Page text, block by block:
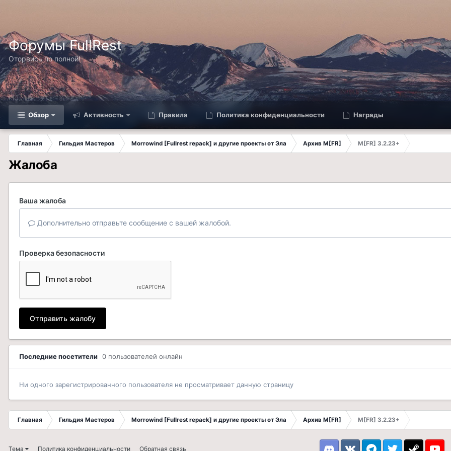
Форумы FullRest
Оторвись по полной!
Обзор Активность Правила Политика конфиденциальности Награды
Главная Гильдия Мастеров Morrowind [Fullrest repack] и другие проекты от Эла Архив M[FR]
M[FR] 3.2.23+
Жалоба
Ваша жалоба
Дополнительно отправьте сообщение с вашей жалобой.
Проверка безопасности
Отправить жалобу
Последние посетители 0 пользователей онлайн
Ни одного зарегистрированного пользователя не просматривает данную страницу
Главная Гильдия Мастеров Morrowind [Fullrest repack] и другие проекты от Эла Архив M[FR] M[FR] 3.2.23+
Тема Политика конфиденциальности Обратная связь